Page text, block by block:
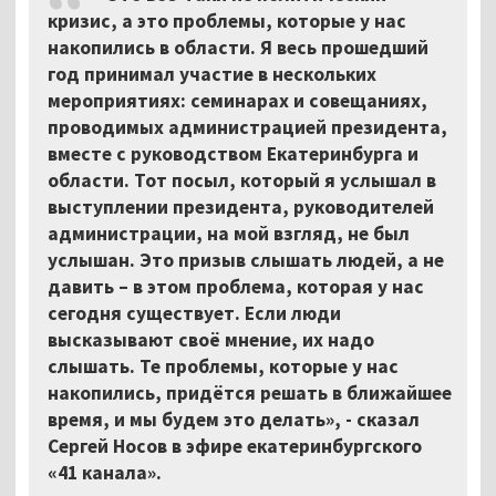
кризис, а это проблемы, которые у нас
накопились в области. Я весь прошедший
год принимал участие в нескольких
мероприятиях: семинарах и совещаниях,
проводимых администрацией президента,
вместе с руководством Екатеринбурга и
области. Тот посыл, который я услышал в
выступлении президента, руководителей
администрации, на мой взгляд, не был
услышан. Это призыв слышать людей, а не
давить – в этом проблема, которая у нас
сегодня существует. Если люди
высказывают своё мнение, их надо
слышать. Те проблемы, которые у нас
накопились, придётся решать в ближайшее
время, и мы будем это делать», - сказал
Сергей Носов в эфире екатеринбургского
«41 канала».